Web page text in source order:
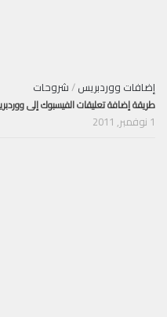
إضافات ووردبريس/شروحات
طريقة إضافة تعليقات الفيسبوك إلى ووردبريس